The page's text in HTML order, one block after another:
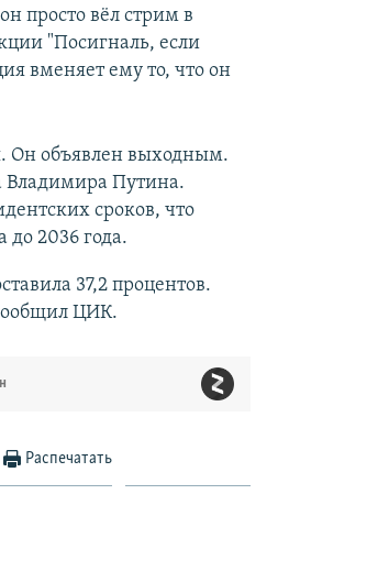
просто вёл стрим в
"Посигналь, если
вменяет ему то, что он
Он объявлен выходным.
Владимира Путина.
сроков, что
до 2036 года.
37,2 процентов.
ЦИК.
Распечатать